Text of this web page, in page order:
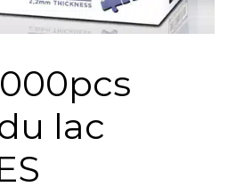
lac